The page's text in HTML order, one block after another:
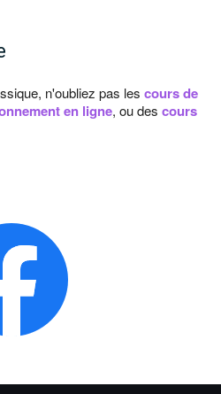
n'oubliez pas les cours de
en ligne, ou des cours